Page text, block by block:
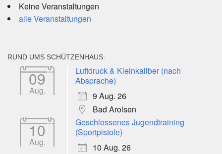
Keine Veranstaltungen
alle Veranstaltungen
RUND UMS SCHÜTZENHAUS:
09
Aug.
Luftdruck & Kleinkaliber (nach
Absprache)
9 Aug. 26
Bad Arolsen
10
Aug.
Geschlossenes Jugendtraining
(Sportpistole)
10 Aug. 26